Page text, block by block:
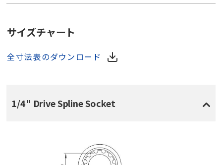
サイズチャート
全寸法表のダウンロード
1/4" Drive Spline Socket